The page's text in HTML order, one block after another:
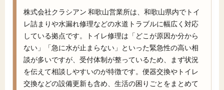
株式会社クラシアン 和歌山営業所は、和歌山県内でトイ
レ詰まりや水漏れ修理などの水道トラブルに幅広く対応
している拠点です。トイレ修理は「どこが原因か分から
ない」「急に水が止まらない」といった緊急性の高い相
談が多いですが、受付体制が整っているため、まず状況
を伝えて相談しやすいのが特徴です。便器交換やトイレ
交換などの設備更新も含め、生活の困りごとをまとめて